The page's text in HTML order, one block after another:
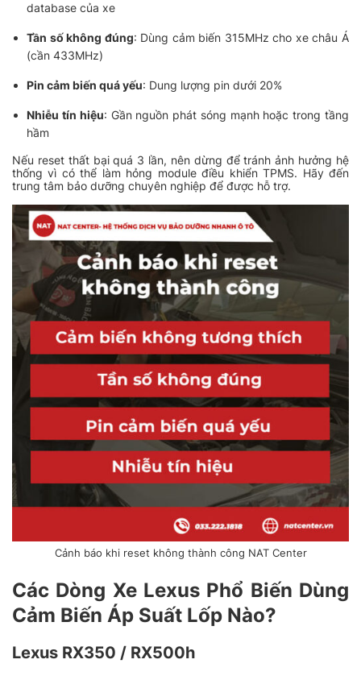
database của xe
Tần số không đúng: Dùng cảm biến 315MHz cho xe châu Á
(cần 433MHz)
Pin cảm biến quá yếu: Dung lượng pin dưới 20%
Nhiễu tín hiệu: Gần nguồn phát sóng mạnh hoặc trong tầng
hầm
Nếu reset thất bại quá 3 lần, nên dừng để tránh ảnh hưởng hệ
thống vì có thể làm hỏng module điều khiển TPMS. Hãy đến
trung tâm bảo dưỡng chuyên nghiệp để được hỗ trợ.
Cảnh báo khi reset không thành công NAT Center
Các Dòng Xe Lexus Phổ Biến Dùng
Cảm Biến Áp Suất Lốp Nào?
Lexus RX350 / RX500h